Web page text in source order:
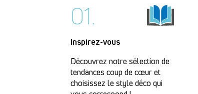
01.
Inspirez-vous
Découvrez notre sélection de
tendances coup de cœur et
choisissez le style déco qui